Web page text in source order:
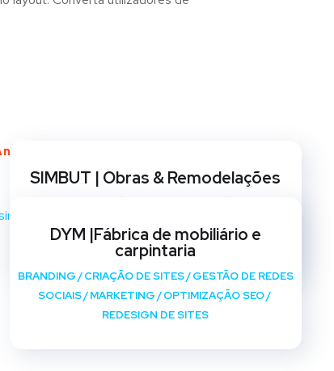
de Serviço
SIMBUT | Obras & Remodelações
REDESIGN DE SITES
DYM |Fábrica de mobiliário e
carpintaria
BRANDING/CRIAÇÃO DE SITES/GESTÃO DE REDES
SOCIAIS/MARKETING/OPTIMIZAÇÃO SEO/
REDESIGN DE SITES